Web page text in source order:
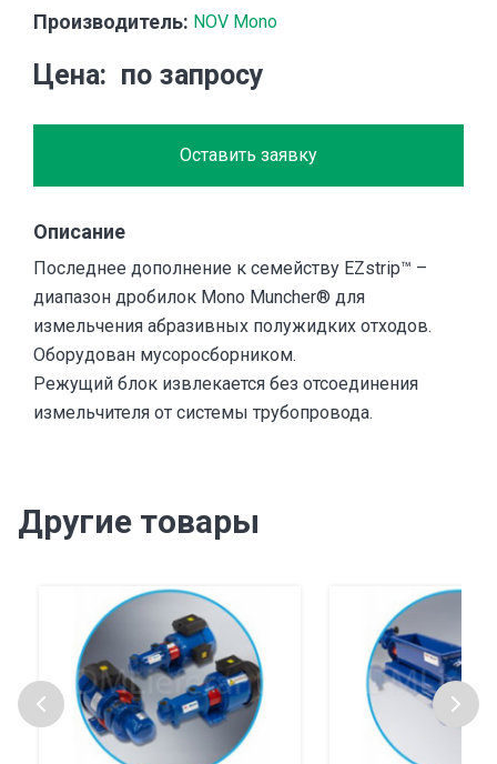
Производитель: NOV Mono
Цена по запросу
Оставить заявку
Описание
Последнее дополнение к семейству EZstrip™ –
диапазон дробилок Mono Muncher® для
измельчения абразивных полужидких отходов.
Оборудован мусоросборником.
Режущий блок извлекается без отсоединения
измельчителя от системы трубопровода.
Другие товары